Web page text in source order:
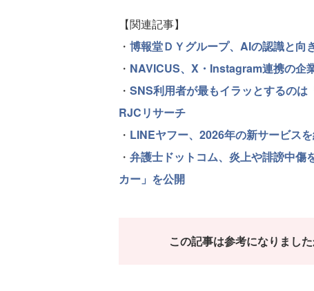
【関連記事】
・ 博報堂ＤＹグループ、AIの認識と向
・ NAVICUS、X・Instagram連携の企
・ SNS利用者が最もイラッとするの
RJCリサーチ
・ LINEヤフー、2026年の新サービス
・ 弁護士ドットコム、炎上や誹謗中傷
カー」を公開
この記事は参考になりまし